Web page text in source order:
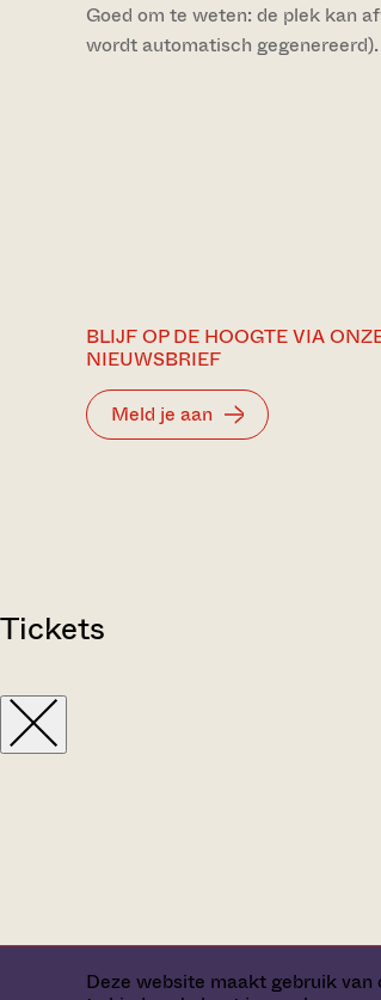
Deze website maakt gebruik
Goed om te weten: de plek kan
wordt automatisch gegenereerd).
BLIJF OP DE HOOGTE VIA
NIEUWSBRIEF
Meld je aan
Tickets